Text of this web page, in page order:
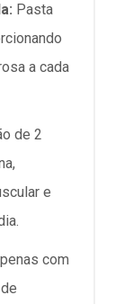
Pasta
a cada
de 2
e
com